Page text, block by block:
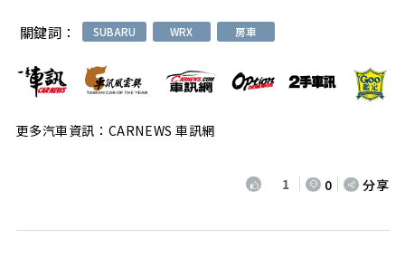
關鍵詞： SUBARU WRX 房車
更多汽車資訊：CARNEWS 車訊網
1 0 分享